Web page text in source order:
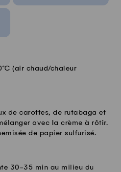
(air chaud/chaleur
de carottes, de rutabaga et
avec la crème à rôtir.
de papier sulfurisé.
30-35 min au milieu du